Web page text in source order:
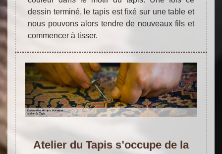
dessin terminé, le tapis est fixé sur une table et
nous pouvons alors tendre de nouveaux fils et
commencer à tisser.
Atelier du Tapis s’occupe de la